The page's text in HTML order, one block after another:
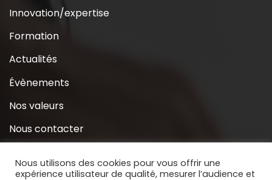
Innovation/expertise
Formation
Actualités
Évènements
Nos valeurs
Nous contacter
S’inscrire à la Newsletter
Nous utilisons des cookies pour vous offrir une
expérience utilisateur de qualité, mesurer l’audience et